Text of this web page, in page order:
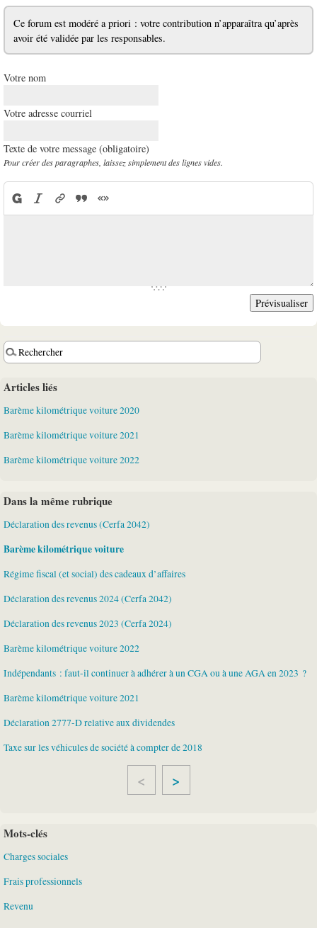
Ce forum est modéré a priori : votre contribution n’apparaîtra qu’après
avoir été validée par les responsables.
Votre nom
Votre adresse courriel
Texte de votre message (obligatoire)
Pour créer des paragraphes, laissez simplement des lignes vides.
Articles liés
Barème kilométrique voiture 2020
Barème kilométrique voiture 2021
Barème kilométrique voiture 2022
Dans la même rubrique
Déclaration des revenus (Cerfa 2042)
Barème kilométrique voiture
Régime fiscal (et social) des cadeaux d’affaires
Déclaration des revenus 2024 (Cerfa 2042)
Déclaration des revenus 2023 (Cerfa 2024)
Barème kilométrique voiture 2022
Indépendants : faut-il continuer à adhérer à un CGA ou à une AGA en 2023 ?
Barème kilométrique voiture 2021
Déclaration 2777-D relative aux dividendes
Taxe sur les véhicules de société à compter de 2018
>
Mots-clés
Charges sociales
Frais professionnels
Revenu